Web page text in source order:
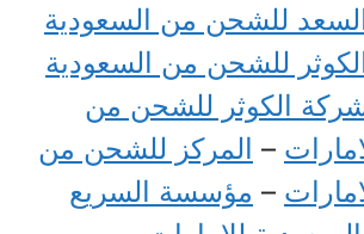
للشحن من السعودية
للشحن من السعودية
الكوثر للشحن من
– المركز للشحن من
– مؤسسة السريع